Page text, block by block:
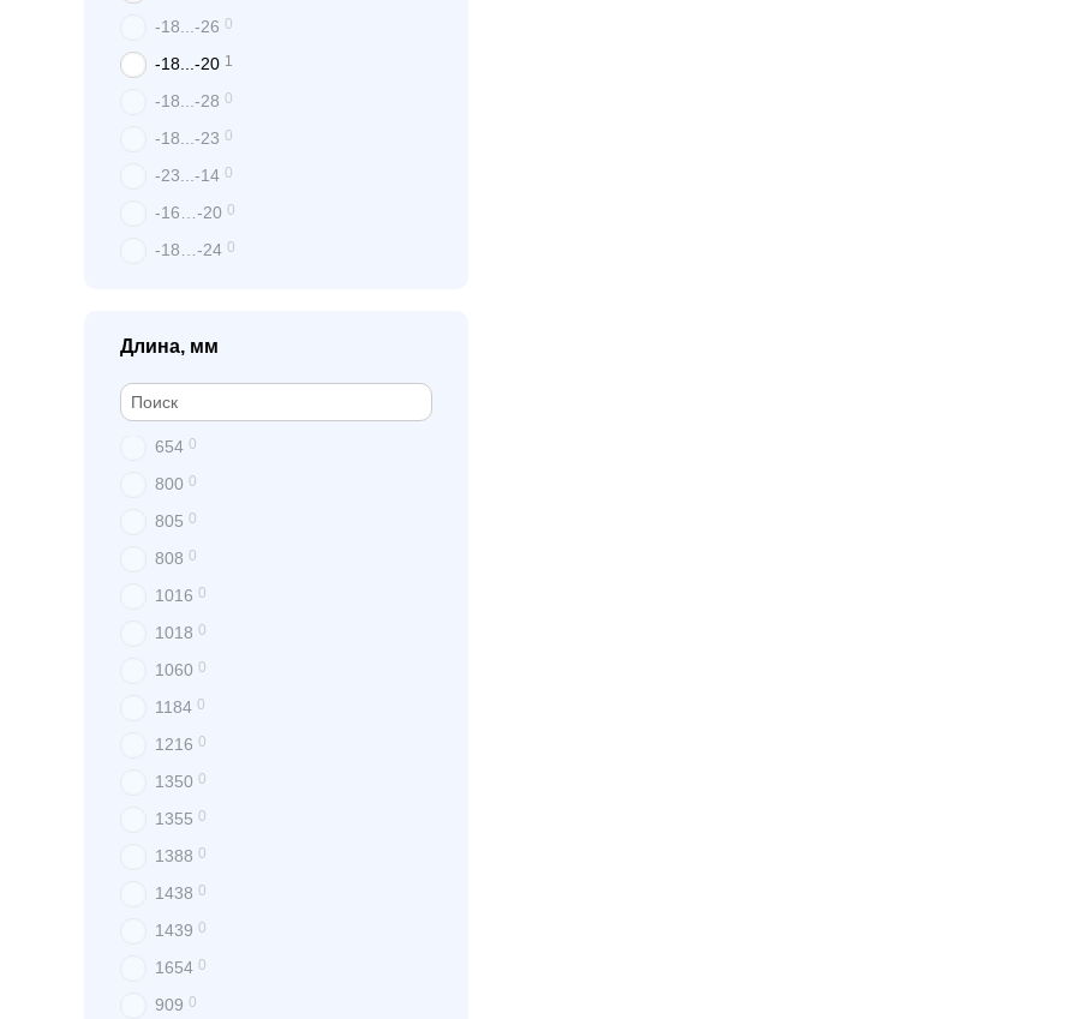
-18...-26 0
-18...-20 1
-18...-28 0
-18...-23 0
-23...-14 0
-16…-20 0
-18…-24 0
Длина, мм
654 0
800 0
805 0
808 0
1016 0
1018 0
1060 0
1184 0
1216 0
1350 0
1355 0
1388 0
1438 0
1439 0
1654 0
909 0